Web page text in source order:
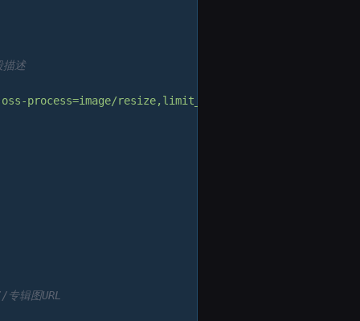
述
oss-process=image/resize,limit_1,m_lfit,w_1000,h_1000/
专辑图URL